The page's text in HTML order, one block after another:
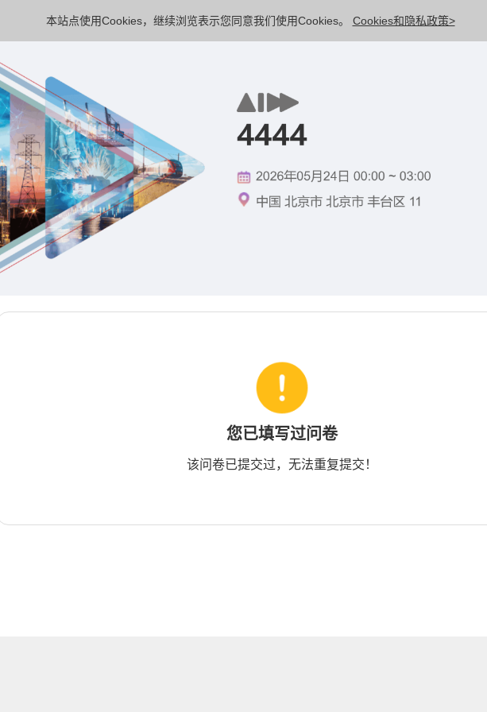
本站点使用Cookies，继续浏览表示您同意我们使用Cookies。 Cookies和隐私政策>
您已填写过问卷
该问卷已提交过，无法重复提交！